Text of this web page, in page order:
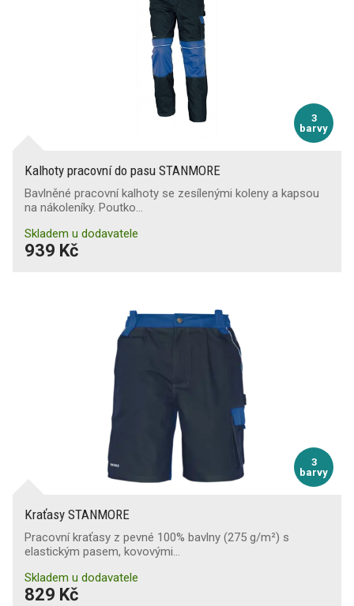
3
barvy
Kalhoty pracovní do pasu STANMORE
Bavlněné pracovní kalhoty se zesílenými koleny a kapsou
na nákoleníky. Poutko…
Skladem u dodavatele
939 Kč
3
barvy
Kraťasy STANMORE
Pracovní kraťasy z pevné 100% bavlny (275 g/m²) s
elastickým pasem, kovovými…
Skladem u dodavatele
829 Kč